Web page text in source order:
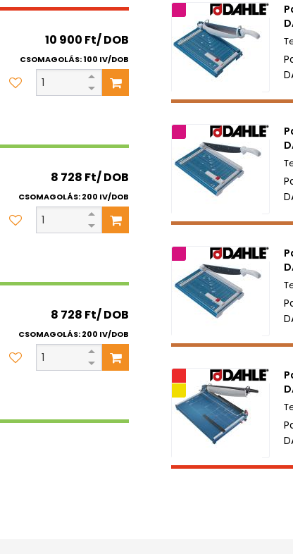
10 900 Ft/ DOB
CSOMAGOLÁS: 100 IV/DOB
8 728 Ft/ DOB
CSOMAGOLÁS: 200 IV/DOB
8 728 Ft/ DOB
CSOMAGOLÁS: 200 IV/DOB
5 év garancia